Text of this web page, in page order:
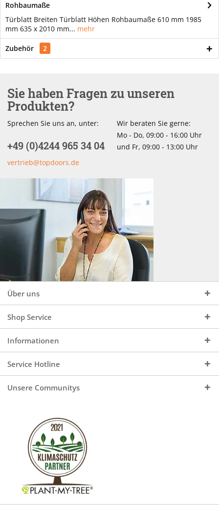
Rohbaumaße
Türblatt Breiten Türblatt Höhen Rohbaumaße 610 mm 1985
mm 635 x 2010 mm... mehr
Zubehör 2
Sie haben Fragen zu unseren
Produkten?
Sprechen Sie uns an, unter:
+49 (0)4244 965 34 04
vertrieb@topdoors.de
Wir beraten Sie gerne:
Mo - Do, 09:00 - 16:00 Uhr
und Fr, 09:00 - 13:00 Uhr
Über uns
Shop Service
Informationen
Service Hotline
Unsere Communitys